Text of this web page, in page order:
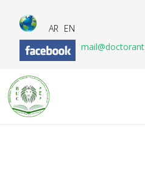
AR EN
mail@doctorant